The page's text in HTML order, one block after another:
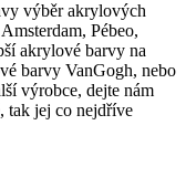
výběr akrylových
Pébeo,
akrylové barvy na
barvy VanGogh, nebo
výrobce, dejte nám
tak jej co nejdříve